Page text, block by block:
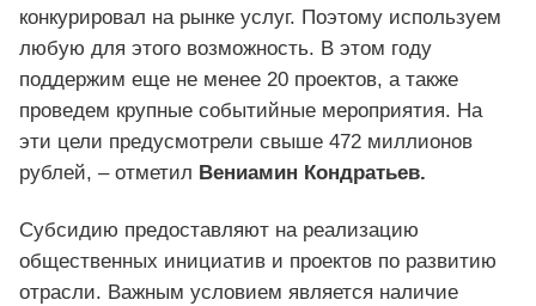
конкурировал на рынке услуг. Поэтому используем
любую для этого возможность. В этом году
поддержим еще не менее 20 проектов, а также
проведем крупные событийные мероприятия. На
эти цели предусмотрели свыше 472 миллионов
рублей, – отметил Вениамин Кондратьев.
Субсидию предоставляют на реализацию
общественных инициатив и проектов по развитию
отрасли. Важным условием является наличие